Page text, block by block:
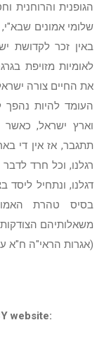
הגופנית והרוחנית
שלומי אמונים
באין זכר לקדושת
לאומיות מזויפת
את החיים צורה
העומד להיות
וארץ ישראל, כאשר
תתגבר, אז אין די
רגלנו, וכל חרד
דגלנו, ונתחיל ליסד
בסיס טהרת
משאלותיהם
(אגרות הראי"ה ח"א
website: